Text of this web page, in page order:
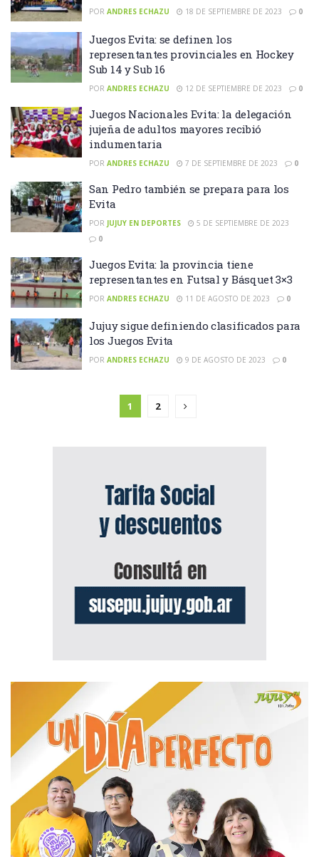
POR ANDRES ECHAZU 18 DE SEPTIEMBRE DE 2023 0
Juegos Evita: se definen los
representantes provinciales en Hockey
Sub 14 y Sub 16
POR ANDRES ECHAZU 12 DE SEPTIEMBRE DE 2023 0
Juegos Nacionales Evita: la delegación
jujeña de adultos mayores recibió
indumentaria
POR ANDRES ECHAZU 7 DE SEPTIEMBRE DE 2023 0
San Pedro también se prepara para los
Evita
POR JUJUY EN DEPORTES
5 DE SEPTIEMBRE DE 2023
0
Juegos Evita: la provincia tiene
representantes en Futsal y Básquet 3×3
POR ANDRES ECHAZU 11 DE AGOSTO DE 2023 0
Jujuy sigue definiendo clasificados para
los Juegos Evita
POR ANDRES ECHAZU 9 DE AGOSTO DE 2023 0
1 2